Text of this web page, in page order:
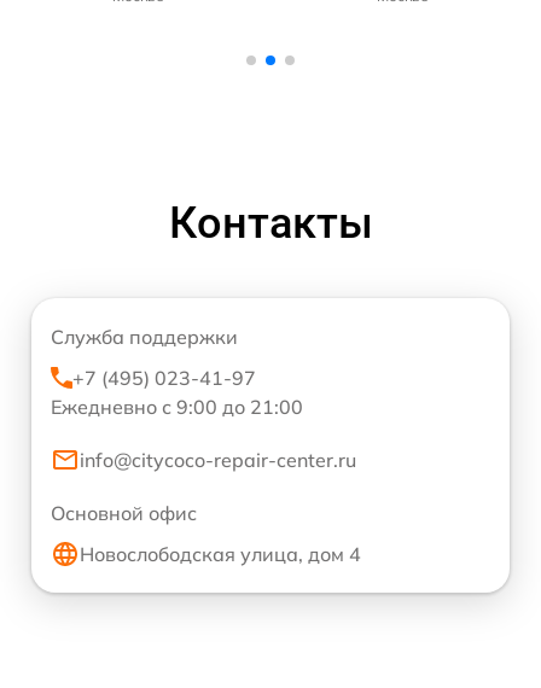
Контакты
Служба поддержки
+7 (495) 023-41-97
Ежедневно с 9:00 до 21:00
info@citycoco-repair-center.ru
Основной офис
Новослободская улица, дом 4